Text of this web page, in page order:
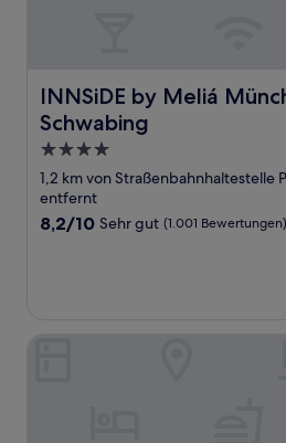
INNSiDE by Meliá
Schwabing
INNSiDE by Meliá München
4.0-
Sterne-
Unterkunft
1,2 km von Straßenbahnhaltestelle
entfernt
8.2
Bewertungen)
8,2/10 Sehr gut (1.001 Bewertungen)
The Rilano Hotel Munich,